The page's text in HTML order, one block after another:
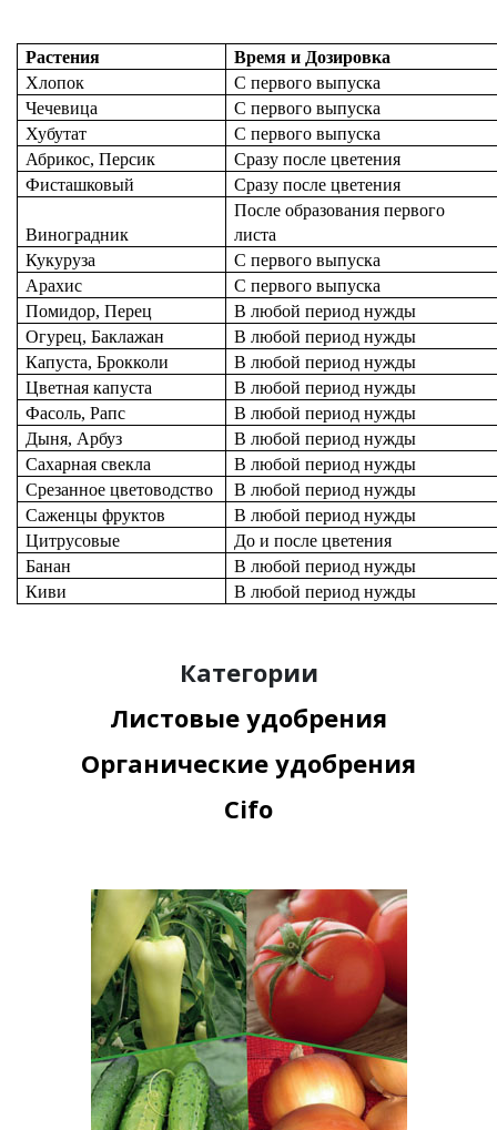
Растения
Время и Дозировка
Хлопок
С первого выпуска
Чечевица
С первого выпуска
Хубутат
С первого выпуска
Абрикос, Персик
Сразу после цветения
Фисташковый
Сразу после цветения
Виноградник
После образования первого
листа
Кукуруза
С первого выпуска
Арахис
С первого выпуска
Помидор, Перец
В любой период нужды
Огурец, Баклажан
В любой период нужды
Капуста, Брокколи
В любой период нужды
Цветная капуста
В любой период нужды
Фасоль, Рапс
В любой период нужды
Дыня, Арбуз
В любой период нужды
Сахарная свекла
В любой период нужды
Срезанное цветоводство
В любой период нужды
Саженцы фруктов
В любой период нужды
Цитрусовые
До и после цветения
Банан
В любой период нужды
Киви
В любой период нужды
Категории
Листовые удобрения
Органические удобрения
Cifo